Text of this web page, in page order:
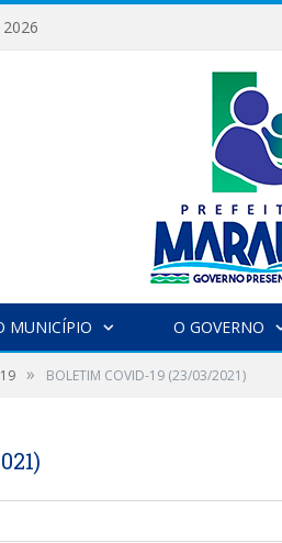
MUNICÍPIO O GOVERNO
» BOLETIM COVID-19 (23/03/2021)